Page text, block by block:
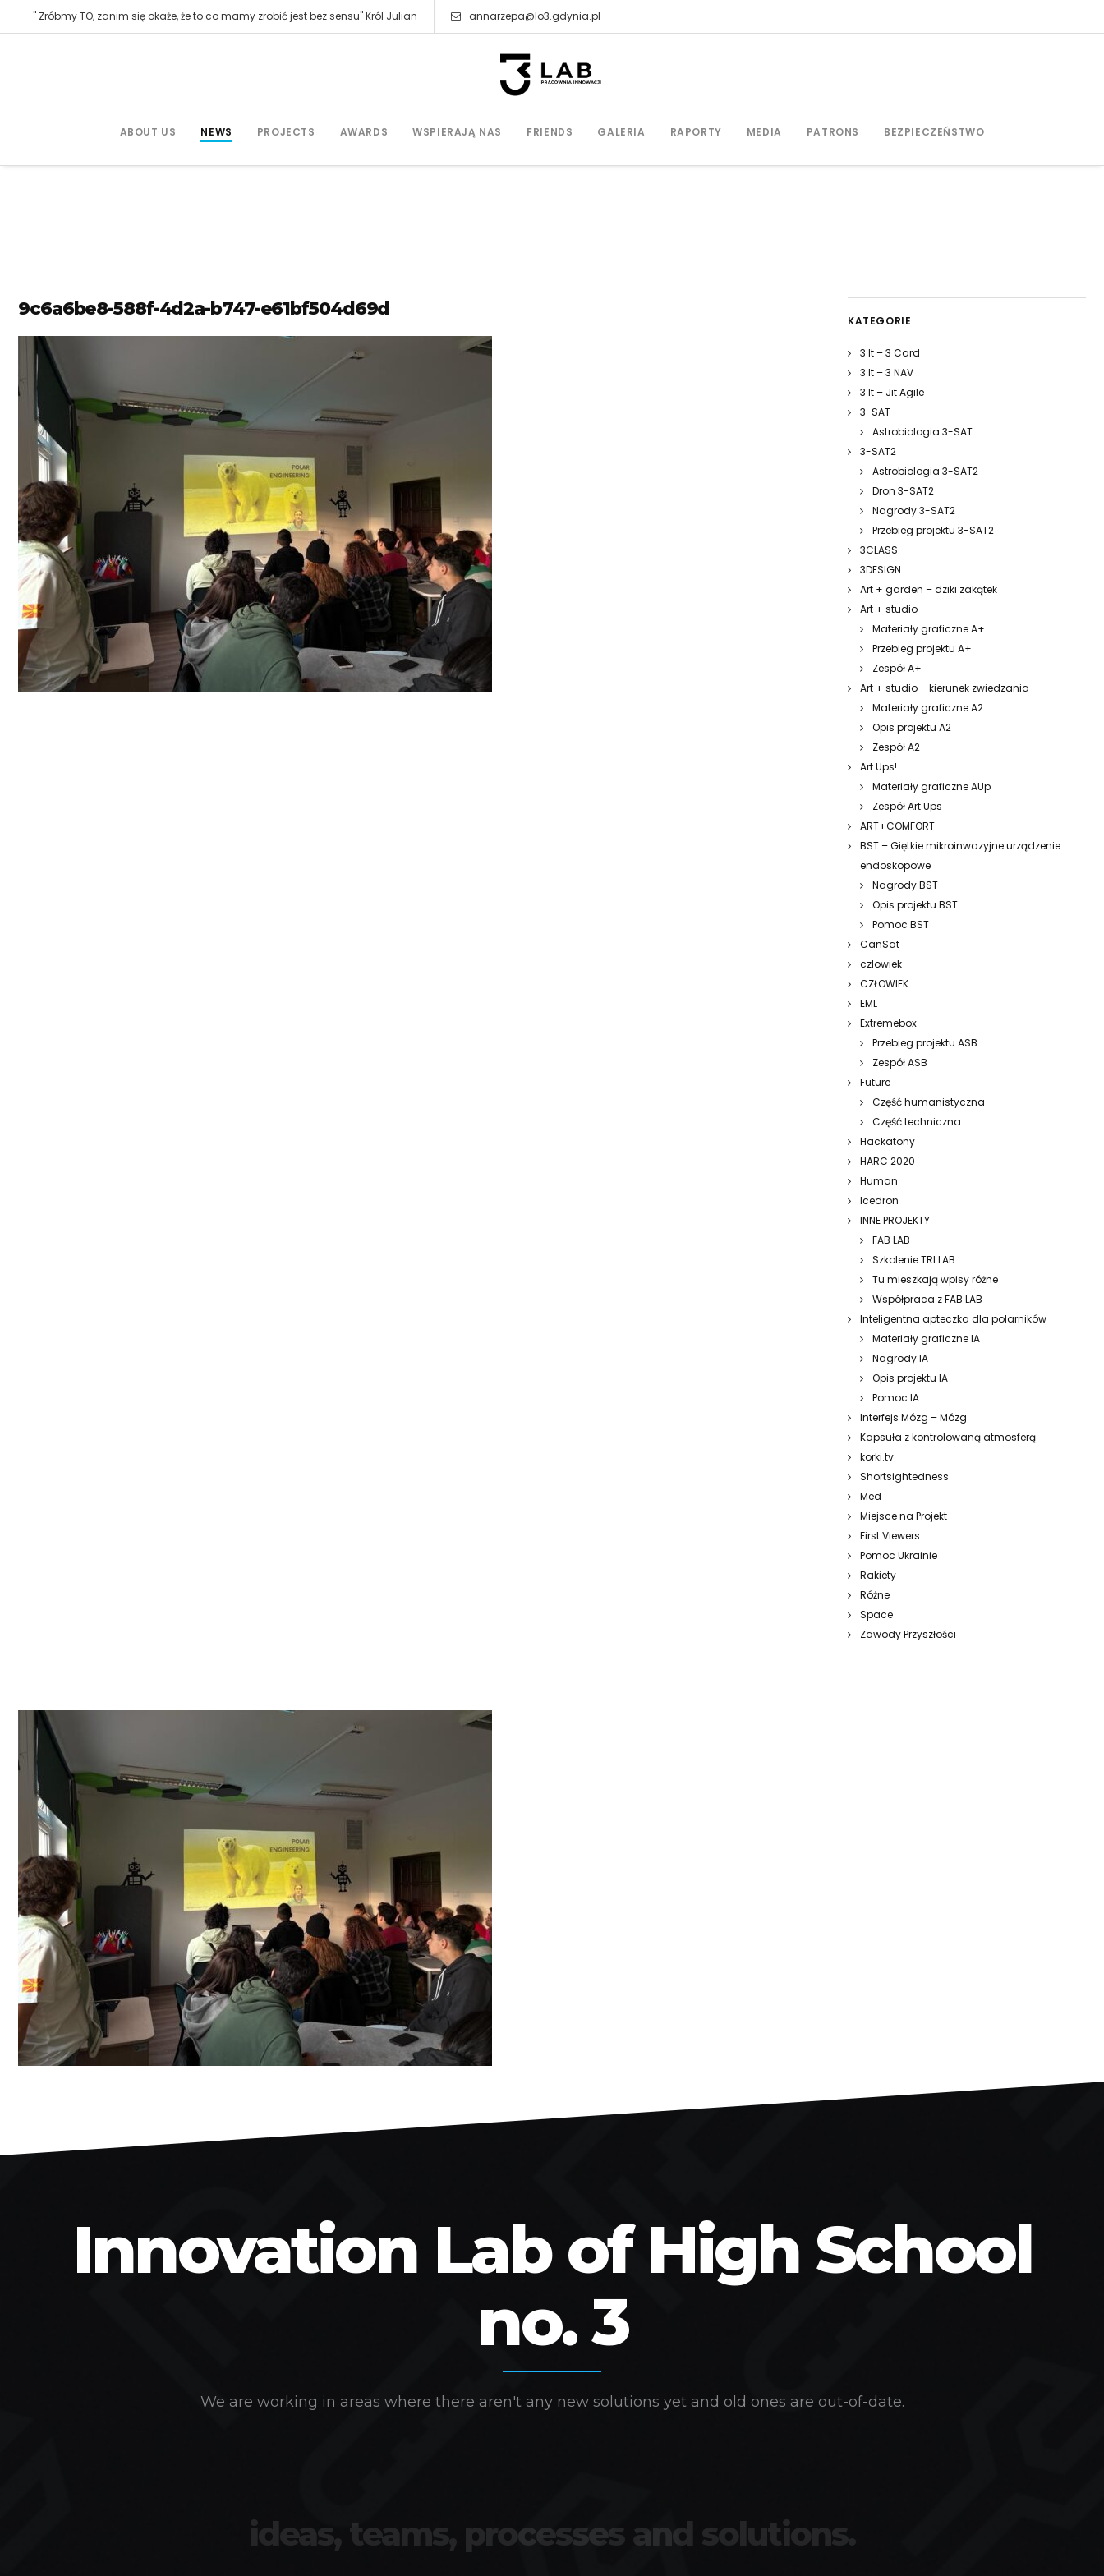
" Zróbmy TO, zanim się okaże, że to co mamy zrobić jest bez sensu" Król Julian annarzepa@lo3.gdynia.pl
ABOUT US NEWS PROJECTS AWARDS WSPIERAJĄ NAS FRIENDS GALERIA RAPORTY MEDIA PATRONS BEZPIECZEŃSTWO
9c6a6be8-588f-4d2a-b747-e61bf504d69d
KATEGORIE
3 It – 3 Card
3 It – 3 NAV
3 It – Jit Agile
3-SAT
Astrobiologia 3-SAT
3-SAT2
Astrobiologia 3-SAT2
Dron 3-SAT2
Nagrody 3-SAT2
Przebieg projektu 3-SAT2
3CLASS
3DESIGN
Art + garden – dziki zakątek
Art + studio
Materiały graficzne A+
Przebieg projektu A+
Zespół A+
Art + studio – kierunek zwiedzania
Materiały graficzne A2
Opis projektu A2
Zespół A2
Art Ups!
Materiały graficzne AUp
Zespół Art Ups
ART+COMFORT
BST – Giętkie mikroinwazyjne urządzenie
endoskopowe
Nagrody BST
Opis projektu BST
Pomoc BST
CanSat
czlowiek
CZŁOWIEK
EML
Extremebox
Przebieg projektu ASB
Zespół ASB
Future
Część humanistyczna
Część techniczna
Hackatony
HARC 2020
Human
Icedron
INNE PROJEKTY
FAB LAB
Szkolenie TRI LAB
Tu mieszkają wpisy różne
Współpraca z FAB LAB
Inteligentna apteczka dla polarników
Materiały graficzne IA
Nagrody IA
Opis projektu IA
Pomoc IA
Interfejs Mózg – Mózg
Kapsuła z kontrolowaną atmosferą
korki.tv
Shortsightedness
Med
Miejsce na Projekt
First Viewers
Pomoc Ukrainie
Rakiety
Różne
Space
Zawody Przyszłości
Innovation Lab of High School
no. 3
We are working in areas where there aren't any new solutions yet and old ones are out-of-date.
ideas, teams, processes and solutions.